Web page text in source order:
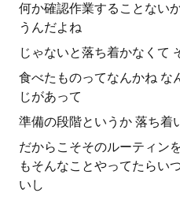
何か確認作業することない
うんだよね
じゃないと落ち着かなくて
食べたものってなんかね な
じがあって
準備の段階というか 落ち着
だからこそそのルーティン
もそんなことやってたらい
いし